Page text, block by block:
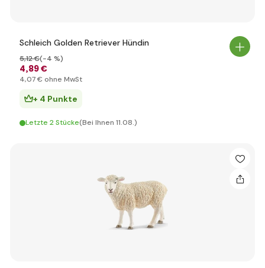
Schleich Golden Retriever Hündin
4,89 €
5,12 €(-4 %)
4,07 € ohne MwSt
+ 4 Punkte
Letzte 2 Stücke(Bei Ihnen 11.08.)